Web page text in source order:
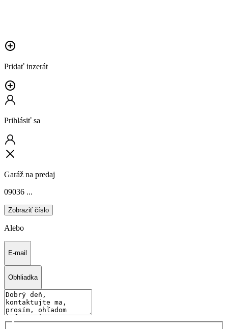
Pridať inzerát
Prihlásiť sa
Garáž na predaj
09036 ...
Zobraziť číslo
Alebo
E-mail
Obhliadka